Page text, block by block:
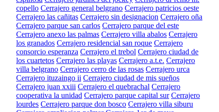
copello Cerrajero general belgrano Cerrajero patricios oeste
Cerrajero las cañitas Cerrajero sin designacion Cerrajero oña
Cerrajero parque san carlos Cerrajero parque del este
Cerrajero anexo las palmas Cerrajero villa abalos Cerrajero
los granados Cerrajero residencial san roque Cerrajero
consorcio esperanza Cerrajero el trebol Cerrajero ciudad de
los cuartetos Cerrajero las playas Cerrajero a.t.e. Cerrajero
villa belgrano Cerrajero cerro de las rosas Cerrajero urca
Cerrajero ituzaingo ii Cerrajero ciudad de mis sueños
Cerrajero juan xxiii Cerrajero el quebrachal Cerrajero
cooperativa la unidad Cerrajero parque capital sur Cerrajero
lourdes Cerrajero parque don bosco Cerrajero villa siburu